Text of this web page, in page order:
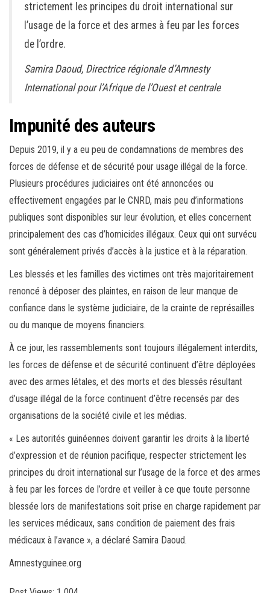
strictement les principes du droit international sur
l’usage de la force et des armes à feu par les forces
de l’ordre.
Samira Daoud, Directrice régionale d’Amnesty
International pour l’Afrique de l’Ouest et centrale
Impunité des auteurs
Depuis 2019, il y a eu peu de condamnations de membres des
forces de défense et de sécurité pour usage illégal de la force.
Plusieurs procédures judiciaires ont été annoncées ou
effectivement engagées par le CNRD, mais peu d’informations
publiques sont disponibles sur leur évolution, et elles concernent
principalement des cas d’homicides illégaux. Ceux qui ont survécu
sont généralement privés d’accès à la justice et à la réparation.
Les blessés et les familles des victimes ont très majoritairement
renoncé à déposer des plaintes, en raison de leur manque de
confiance dans le système judiciaire, de la crainte de représailles
ou du manque de moyens financiers.
À ce jour, les rassemblements sont toujours illégalement interdits,
les forces de défense et de sécurité continuent d’être déployées
avec des armes létales, et des morts et des blessés résultant
d’usage illégal de la force continuent d’être recensés par des
organisations de la société civile et les médias.
« Les autorités guinéennes doivent garantir les droits à la liberté
d’expression et de réunion pacifique, respecter strictement les
principes du droit international sur l’usage de la force et des armes
à feu par les forces de l’ordre et veiller à ce que toute personne
blessée lors de manifestations soit prise en charge rapidement par
les services médicaux, sans condition de paiement des frais
médicaux à l’avance », a déclaré Samira Daoud.
Amnestyguinee.org